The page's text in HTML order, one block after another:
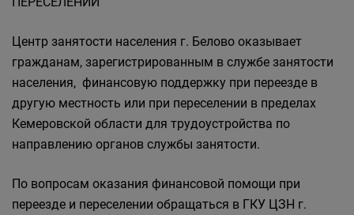
Центр занятости населения г. Белово оказывает
гражданам, зарегистрированным в службе занятости
населения, финансовую поддержку при переезде в
другую местность или при переселении в пределах
Кемеровской области для трудоустройства по
направлению органов службы занятости.
По вопросам оказания финансовой помощи при
переезде и переселении обращаться в ГКУ ЦЗН г.